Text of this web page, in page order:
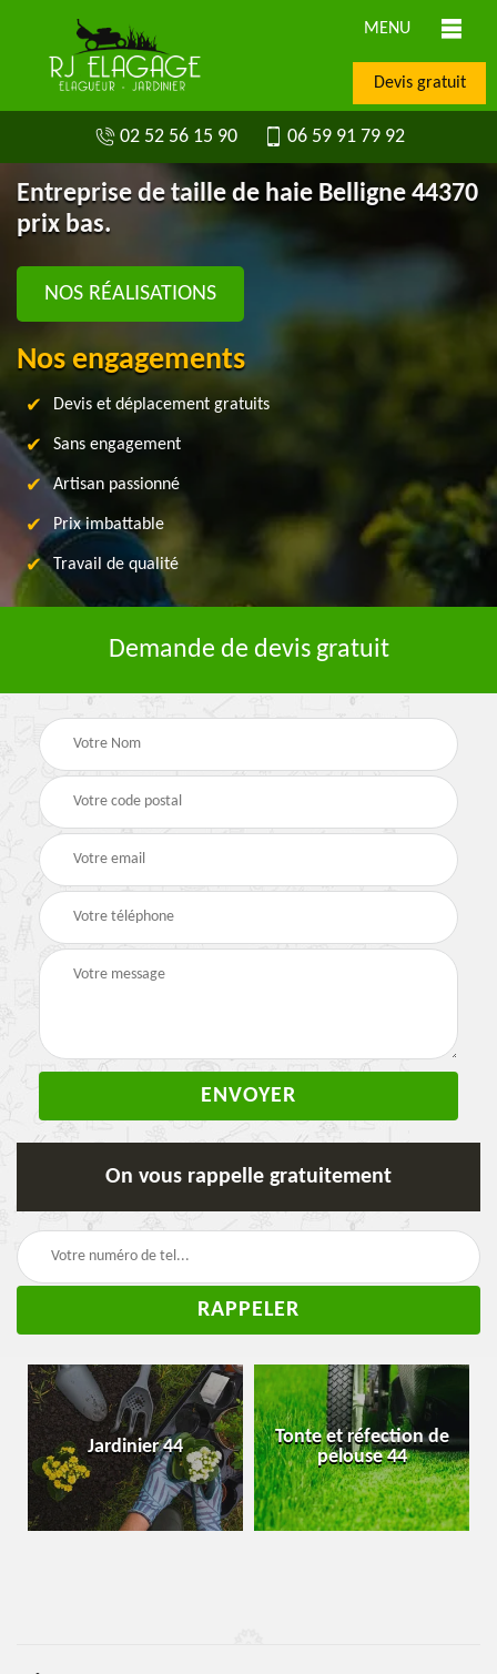
MENU
Devis gratuit
02 52 56 15 90 06 59 91 79 92
Entreprise de taille de haie Belligne 44370
prix bas.
NOS RÉALISATIONS
Nos engagements
Devis et déplacement gratuits
Sans engagement
Artisan passionné
Prix imbattable
Travail de qualité
Demande de devis gratuit
On vous rappelle gratuitement
Jardinier 44
Tonte et réfection de
pelouse 44